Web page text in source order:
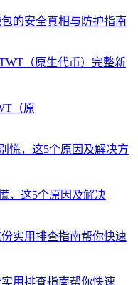
的安全真相与防护指南
（原
，这5个原因及解决
用排查指南帮你快速